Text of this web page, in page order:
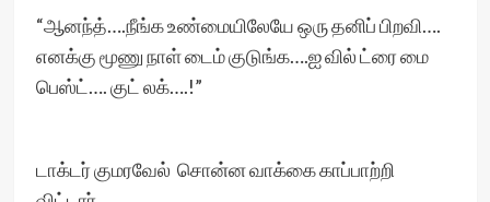
“ஆனந்த்….நீங்க உண்மையிலேயே ஒரு தனிப் பிறவி….
எனக்கு மூணு நாள் டைம் குடுங்க….ஐ வில் ட்ரை மை
பெஸ்ட்…. குட் லக்….!”
டாக்டர் குமரவேல் சொன்ன வாக்கை காப்பாற்றி